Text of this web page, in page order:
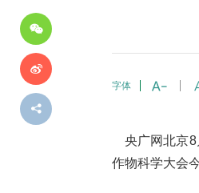
字体
央广网北京8
作物科学大会